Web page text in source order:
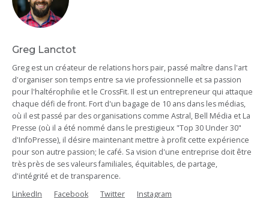
Greg Lanctot
Greg est un créateur de relations hors pair, passé maître dans l'art
d'organiser son temps entre sa vie professionnelle et sa passion
pour l'haltérophilie et le CrossFit. Il est un entrepreneur qui attaque
chaque défi de front. Fort d'un bagage de 10 ans dans les médias,
où il est passé par des organisations comme Astral, Bell Média et La
Presse (où il a été nommé dans le prestigieux "Top 30 Under 30"
d'InfoPresse), il désire maintenant mettre à profit cette expérience
pour son autre passion; le café. Sa vision d'une entreprise doit être
très près de ses valeurs familiales, équitables, de partage,
d'intégrité et de transparence.
LinkedIn
Facebook Twitter Instagram